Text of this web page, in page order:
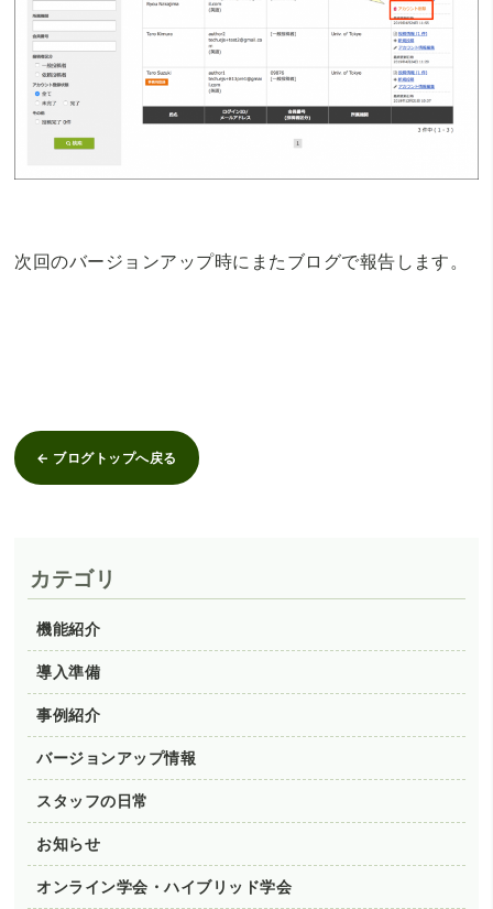
次回のバージョンアップ時にまたブログで報告します。
← ブログトップへ戻る
カテゴリ
機能紹介
導入準備
事例紹介
バージョンアップ情報
スタッフの日常
お知らせ
オンライン学会・ハイブリッド学会